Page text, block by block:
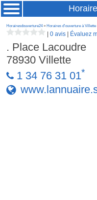
Horairesdouverture24» Horaires d'ouverture à Villette
|0 avis Évaluez
. Place Lacoudre
78930Villette
1 34 76 31 01*